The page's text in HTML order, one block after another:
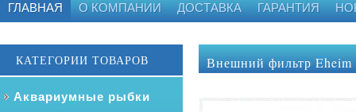
ГЛАВНАЯ О КОМПАНИИ ДОСТАВКА ГАРАНТИЯ
КАТЕГОРИИ ТОВАРОВ
Аквариумные рыбки
Внешний фильтр Eheim